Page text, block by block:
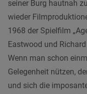
seiner Burg hautnah
wieder
1968 der Spielfilm
Eastwood und
Wenn man schon
Gelegenheit nützen,
und sich die